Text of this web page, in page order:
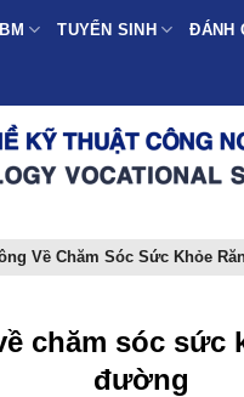
TUYỂN SINH ĐÁNH
Về Chăm Sóc Sức Khỏe
chăm sóc sức
đường